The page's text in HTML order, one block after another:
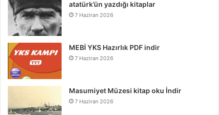
atatürk’ün yazdığı kitaplar
7 Haziran 2026
MEBİ YKS Hazırlık PDF indir
7 Haziran 2026
Masumiyet Müzesi kitap oku İndir
7 Haziran 2026